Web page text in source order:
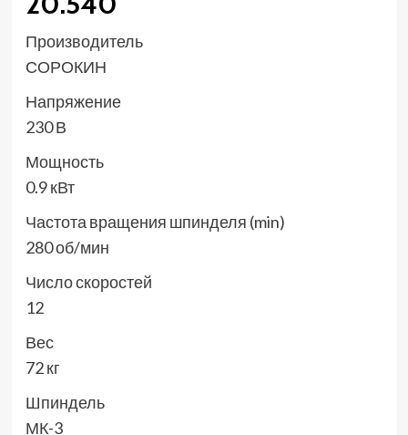
Производитель
СОРОКИН
Напряжение
230 В
Мощность
0.9 кВт
Частота вращения шпинделя (min)
280 об/мин
Число скоростей
12
Вес
72 кг
Шпиндель
МК-3